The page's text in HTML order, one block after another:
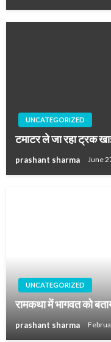
UNCATEGORIZED
टमाटर ले जा रहा ट्रक
prashant sharma June
UNCATEGORIZED
रामकथा में भागवत को
prashant sharma